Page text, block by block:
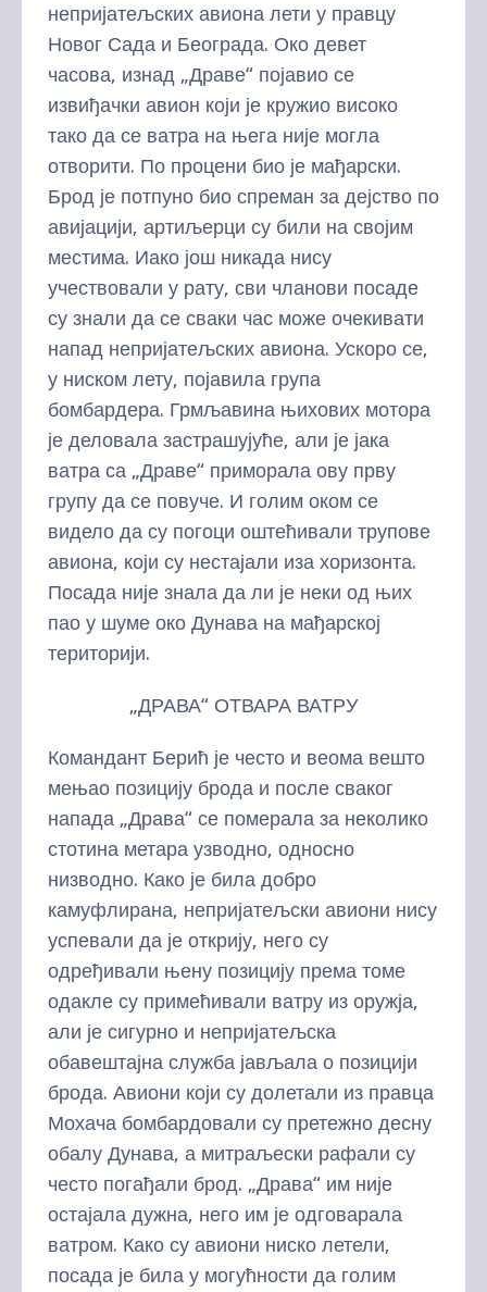
непријатељских авиона лети у правцу
Новог Сада и Београда. Око девет
часова, изнад „Драве“ појавио се
извиђачки авион који је кружио високо
тако да се ватра на њега није могла
отворити. По процени био је мађарски.
Брод је потпуно био спреман за дејство по
авијацији, артиљерци су били на својим
местима. Иако још никада нису
учествовали у рату, сви чланови посаде
су знали да се сваки час може очекивати
напад непријатељских авиона. Ускоро се,
у ниском лету, појавила група
бомбардера. Грмљавина њихових мотора
је деловала застрашујуће, али је јака
ватра са „Драве“ приморала ову прву
групу да се повуче. И голим оком се
видело да су погоци оштећивали трупове
авиона, који су нестајали иза хоризонта.
Посада није знала да ли је неки од њих
пао у шуме око Дунава на мађарској
територији.
„ДРАВА“ ОТВАРА ВАТРУ
Командант Берић је често и веома вешто
мењао позицију брода и после сваког
напада „Драва“ се померала за неколико
стотина метара узводно, односно
низводно. Како је била добро
камуфлирана, непријатељски авиони нису
успевали да је открију, него су
одређивали њену позицију према томе
одакле су примећивали ватру из оружја,
али је сигурно и непријатељска
обавештајна служба јављала о позицији
брода. Авиони који су долетали из правца
Мохача бомбардовали су претежно десну
обалу Дунава, а митраљески рафали су
често погађали брод. „Драва“ им није
остајала дужна, него им је одговарала
ватром. Како су авиони ниско летели,
посада је била у могућности да голим